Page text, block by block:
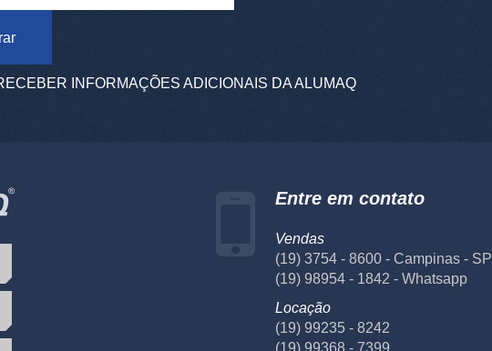
INFORMAÇÕES ADICIONAIS DA ALUMAQ
Entre em contato
Vendas
(19) 3754 - 8600 - Campinas - SP
(19) 98954 - 1842 - Whatsapp
Locação
(19) 99235 - 8242
(19) 99368 - 7399